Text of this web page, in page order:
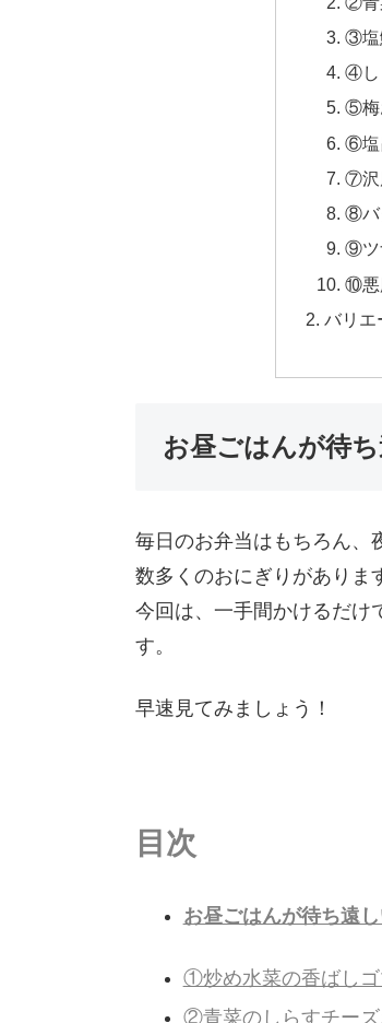
③塩
④し
⑤梅
⑥塩
⑦沢
⑧バ
⑨ツ
⑩悪
バリエ
お昼ごはんが待
毎日のお弁当はもちろん、
数多くのおにぎりがありま
今回は、一手間かけるだけ
す。
早速見てみましょう！
目次
お昼ごはんが待ち遠
①炒め水菜の香ばしゴ
②青菜のしらすチーズ